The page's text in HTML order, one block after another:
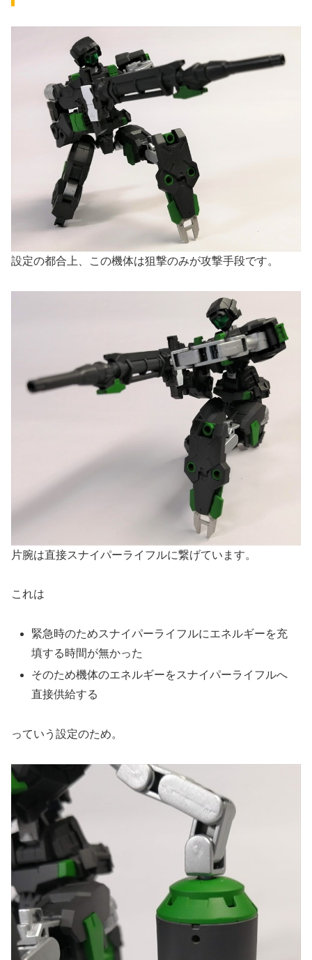
設定の都合上、この機体は狙撃のみが攻撃手段です。
片腕は直接スナイパーライフルに繋げています。
これは
緊急時のためスナイパーライフルにエネルギーを充
填する時間が無かった
そのため機体のエネルギーをスナイパーライフルへ
直接供給する
っていう設定のため。